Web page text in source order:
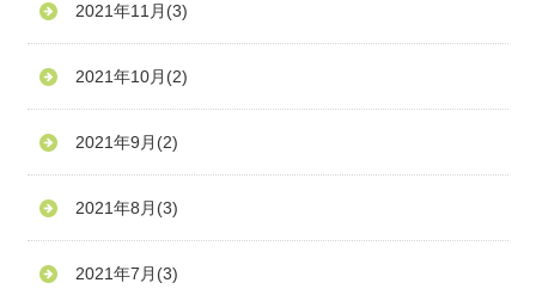
2021年11月 (3)
2021年10月 (2)
2021年9月 (2)
2021年8月 (3)
2021年7月 (3)